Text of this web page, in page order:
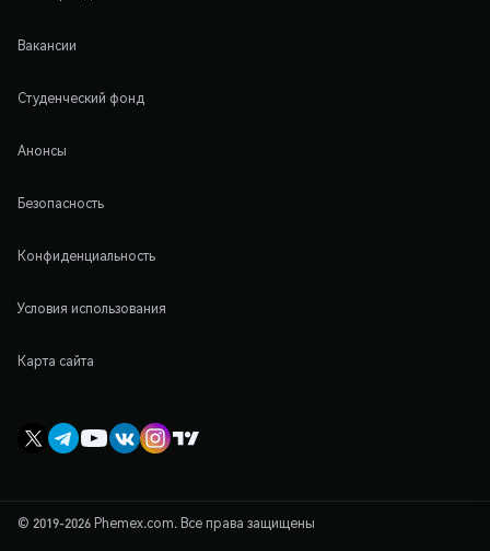
Вакансии
Студенческий фонд
Анонсы
Безопасность
Конфиденциальность
Условия использования
Карта сайта
© 2019-2026 Phemex.com. Все права защищены